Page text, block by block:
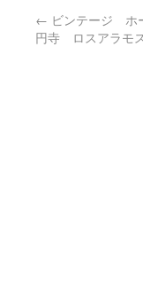
← ビンテージ ホ
円寺 ロスアラモ